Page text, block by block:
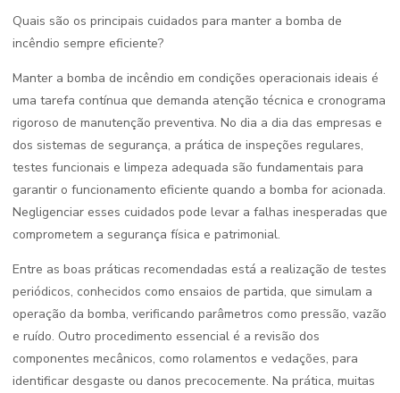
Quais são os principais cuidados para manter a bomba de
incêndio sempre eficiente?
Manter a bomba de incêndio em condições operacionais ideais é
uma tarefa contínua que demanda atenção técnica e cronograma
rigoroso de manutenção preventiva. No dia a dia das empresas e
dos sistemas de segurança, a prática de inspeções regulares,
testes funcionais e limpeza adequada são fundamentais para
garantir o funcionamento eficiente quando a bomba for acionada.
Negligenciar esses cuidados pode levar a falhas inesperadas que
comprometem a segurança física e patrimonial.
Entre as boas práticas recomendadas está a realização de testes
periódicos, conhecidos como ensaios de partida, que simulam a
operação da bomba, verificando parâmetros como pressão, vazão
e ruído. Outro procedimento essencial é a revisão dos
componentes mecânicos, como rolamentos e vedações, para
identificar desgaste ou danos precocemente. Na prática, muitas